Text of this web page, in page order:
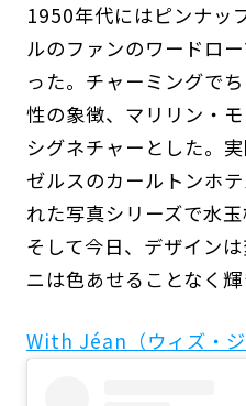
1950年代にはピンナッ
ルのファンのワードロ
った。チャーミングで
性の象徴、マリリン・
シグネチャーとした。
ゼルスのカールトンホ
れた写真シリーズで水
そして今日、デザイン
ニは色あせることなく輝
With Jéan（ウィズ・ジ